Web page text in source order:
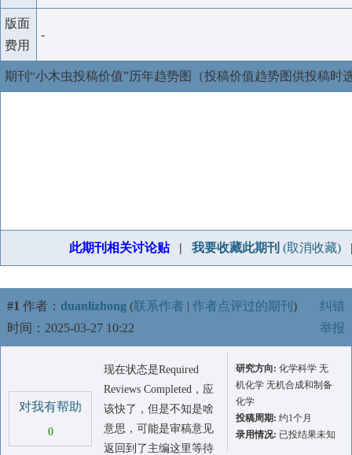
版面
费用
-
期刊“小木虫投稿价值”历年趋势图（投稿价值趋势图供投稿时
此期刊相关讨论贴| 我要收藏此期刊 (取消收藏)
#1 作者： duanlizhong (联系作者 | 作者点评过的期刊 )
时间：2025-03-27 10:22
纠错
举报
对我有帮助
0
现在状态是Required
Reviews Completed，应
该快了，但是不知是啥
意思，可能是审稿意见
返回到了主编这里等待
研究方向: 化学科学 无
机化学 无机合成和制备
化学
投稿周期: 约1个月
录用情况: 已投结果未知